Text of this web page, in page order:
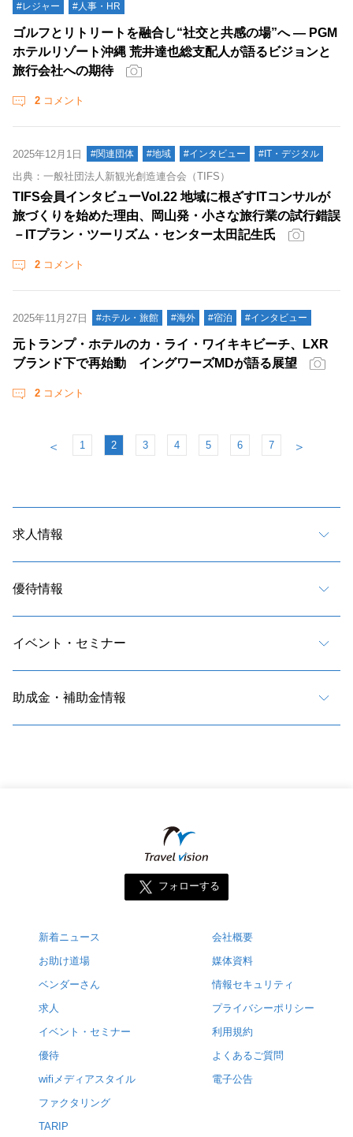
#レジャー
#人事・HR
ゴルフとリトリートを融合し“社交と共感の場”へ ― PGM
ホテルリゾート沖縄 荒井達也総支配人が語るビジョンと
旅行会社への期待
2 コメント
2025年12月1日 #関連団体 #地域 #インタビュー #IT・デジタル
出典：一般社団法人新観光創造連合会（TIFS）
TIFS会員インタビューVol.22 地域に根ざすITコンサルが
旅づくりを始めた理由、岡山発・小さな旅行業の試行錯誤
－ITプラン・ツーリズム・センター太田記生氏
2 コメント
2025年11月27日 #ホテル・旅館 #海外 #宿泊 #インタビュー
元トランプ・ホテルのカ・ライ・ワイキキビーチ、LXR
ブランド下で再始動 イングワーズMDが語る展望
2 コメント
＜ 1 2 3 4 5 6 7 ＞
求人情報
優待情報
イベント・セミナー
助成金・補助金情報
フォローする
新着ニュース
お助け道場
ベンダーさん
求人
イベント・セミナー
優待
wifiメディアスタイル
ファクタリング
TARIP
会社概要
媒体資料
情報セキュリティ
プライバシーポリシー
利用規約
よくあるご質問
電子公告